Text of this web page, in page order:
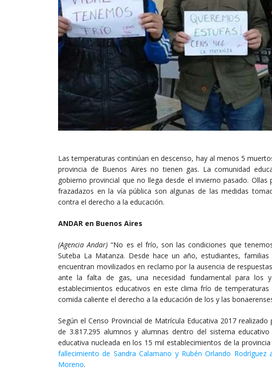
Las temperaturas continúan en descenso, hay al menos 5
provincia de Buenos Aires no tienen gas. La comunidad
gobierno provincial que no llega desde el invierno pasado.
frazadazos en la vía pública son algunas de las medidas
contra el derecho a la educación.
ANDAR en Buenos Aires
(Agencia Andar) “No es el frío, son las condiciones que
Suteba La Matanza. Desde hace un año, estudiantes,
encuentran movilizados en reclamo por la ausencia de
ante la falta de gas, una necesidad fundamental para los
establecimientos educativos en este clima frío de
comida caliente el derecho a la educación de los y las
Según el Censo Provincial de Matrícula Educativa 2017
de 3.817.295 alumnos y alumnas dentro del sistema
educativa nucleada en los 15 mil establecimientos de la
fallecimiento de Sandra Calamano y Rubén Orlando
Moreno.